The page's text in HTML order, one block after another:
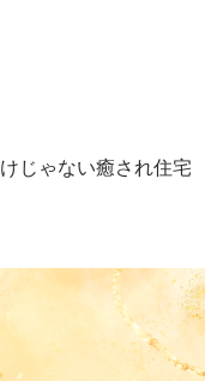
じゃない癒され住宅